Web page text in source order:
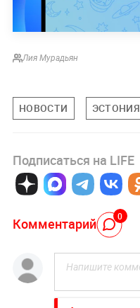
Лия Мурадьян
НОВОСТИ ЭСТОНИЯ
Подписаться на LIFE
Комментарий 0